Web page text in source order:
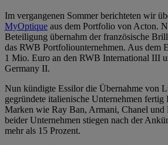
Im vergangenen Sommer berichteten wir
MyOptique aus dem Portfolio von Acton.
Beteiligung übernahm der französische
das RWB Portfoliounternehmen. Aus dem
1 Mio. Euro an den RWB International III
Germany II.
Nun kündigte Essilor die Übernahme von
gegründete italienische Unternehmen
Marken wie Ray Ban, Armani, Chanel und
beider Unternehmen stiegen nach der
mehr als 15 Prozent.